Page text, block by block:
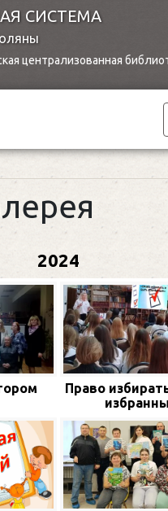
СИСТЕМА
централизованная
2024
Право